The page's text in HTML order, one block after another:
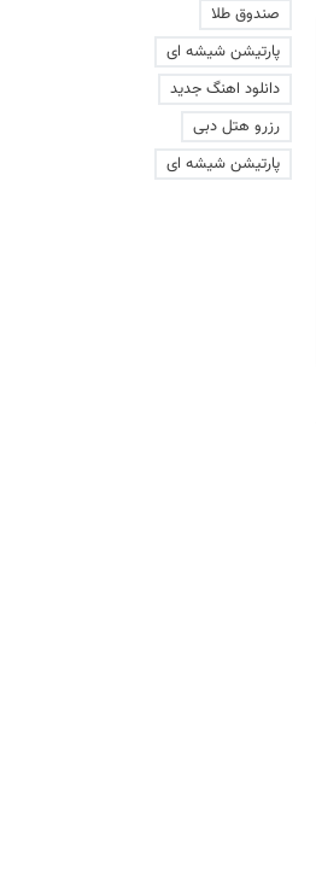
صندوق طلا
پارتیشن شیشه ای
دانلود اهنگ جدید
رزرو هتل دبی
پارتیشن شیشه ای